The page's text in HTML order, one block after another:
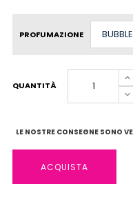
PROFUMAZIONE
QUANTITÀ
LE NOSTRE CONSEGNE SONO
ACQUISTA